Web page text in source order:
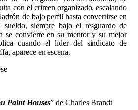
con el crimen organizado, escalando
de bajo perfil hasta convertirse en
sueldo, siempre bajo el resguardo de
se convierte en su mentor y su mejor
cuando el líder del sindicato de
aparece en escena.
Paint Houses” de Charles Brandt